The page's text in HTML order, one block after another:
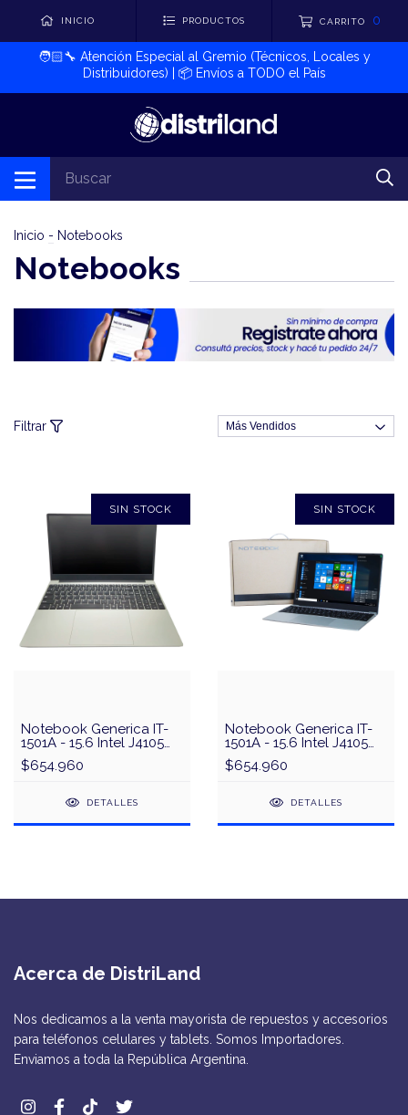
INICIO PRODUCTOS CARRITO 0
🧑🏻‍🔧​ Atención Especial al Gremio (Técnicos, Locales y
Distribuidores) | 📦​ Envíos a TODO el País
Inicio - Notebooks
Notebooks
Filtrar
SIN STOCK
Notebook Generica IT-
1501A - 15.6 Intel J4105
Memoria 8GB Disco
256GB SSD Teclado
$654.960
DETALLES
SIN STOCK
Notebook Generica IT-
1501A - 15.6 Intel J4105
Memoria 8GB Disco
256GB SSD Teclado
$654.960
DETALLES
Acerca de DistriLand
Nos dedicamos a la venta mayorista de repuestos y accesorios
para teléfonos celulares y tablets. Somos Importadores.
Enviamos a toda la República Argentina.